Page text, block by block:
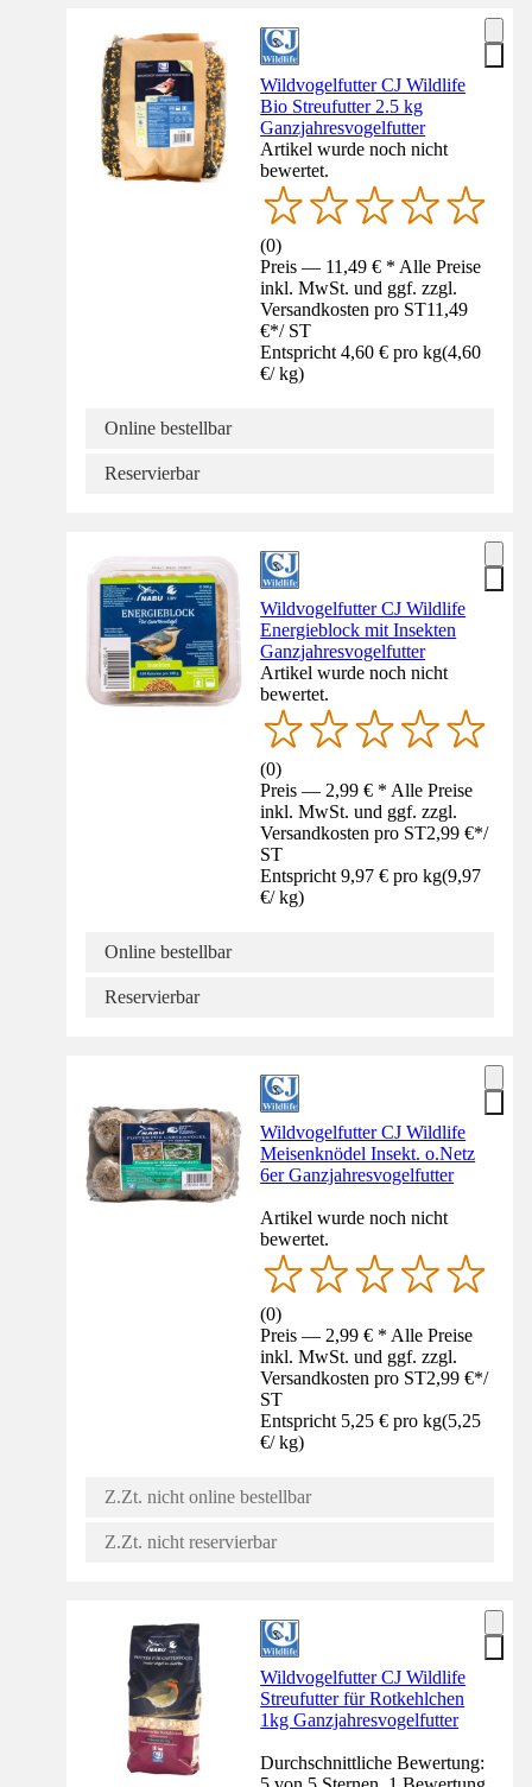
Wildvogelfutter CJ Wildlife
Bio Streufutter 2.5 kg
Ganzjahresvogelfutter
Artikel wurde noch nicht
bewertet.
(0)
Preis — 11,49 € * Alle Preise
inkl. MwSt. und ggf. zzgl.
Versandkosten pro ST11,49
€*/ ST
Entspricht 4,60 € pro kg(4,60
€/ kg)
Online bestellbar
Reservierbar
Wildvogelfutter CJ Wildlife
Energieblock mit Insekten
Ganzjahresvogelfutter
Artikel wurde noch nicht
bewertet.
(0)
Preis — 2,99 € * Alle Preise
inkl. MwSt. und ggf. zzgl.
Versandkosten pro ST2,99 €*/
ST
Entspricht 9,97 € pro kg(9,97
€/ kg)
Online bestellbar
Reservierbar
Wildvogelfutter CJ Wildlife
Meisenknödel Insekt. o.Netz
6er Ganzjahresvogelfutter
Artikel wurde noch nicht
bewertet.
(0)
Preis — 2,99 € * Alle Preise
inkl. MwSt. und ggf. zzgl.
Versandkosten pro ST2,99 €*/
ST
Entspricht 5,25 € pro kg(5,25
€/ kg)
Z.Zt. nicht online bestellbar
Z.Zt. nicht reservierbar
Wildvogelfutter CJ Wildlife
Streufutter für Rotkehlchen
1kg Ganzjahresvogelfutter
Durchschnittliche Bewertung: